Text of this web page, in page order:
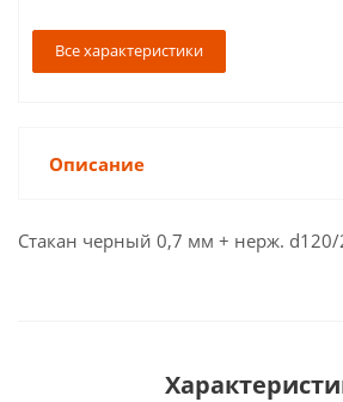
Все характеристики
Описание
Стакан черный 0,7 мм + нерж.